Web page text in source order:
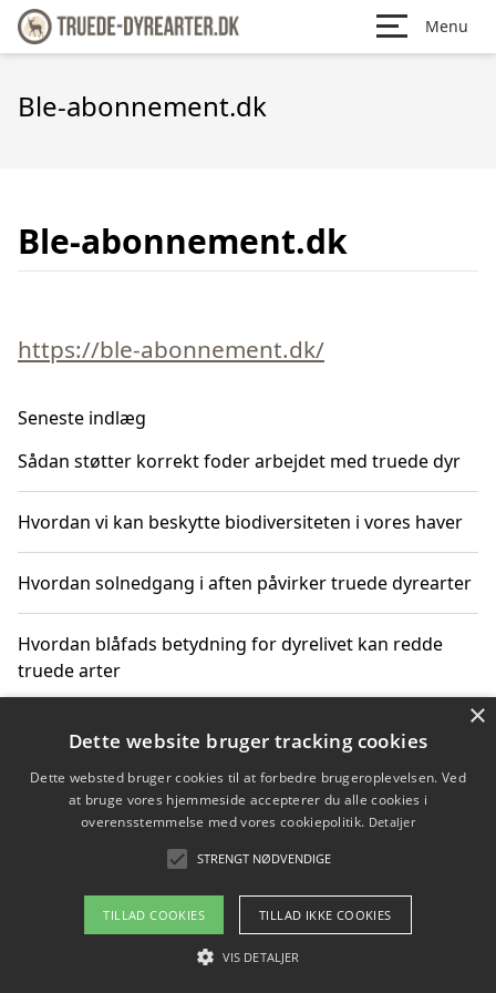
Menu
Ble-abonnement.dk
Ble-abonnement.dk
https://ble-abonnement.dk/
Seneste indlæg
Sådan støtter korrekt foder arbejdet med truede dyr
Hvordan vi kan beskytte biodiversiteten i vores haver
Hvordan solnedgang i aften påvirker truede dyrearter
Hvordan blåfads betydning for dyrelivet kan redde
truede arter
Hvordan kan gaver til unge voksne støtte bevarelsen
Copyright 2026 - Pilanto Aps
Om / kontakt
Blog Betingelser
×
Dette website bruger tracking cookies
Dette websted bruger cookies til at forbedre brugeroplevelsen. Ved
at bruge vores hjemmeside accepterer du alle cookies i
overensstemmelse med vores cookiepolitik. Detaljer
STRENGT NØDVENDIGE
TILLAD COOKIES TILLAD IKKE COOKIES
VIS DETALJER